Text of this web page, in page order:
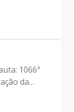
1066ª
da
Forbes –
do